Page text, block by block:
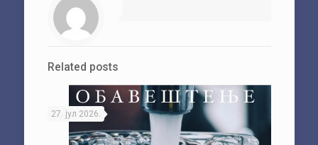
Related posts
27. јул 2026.